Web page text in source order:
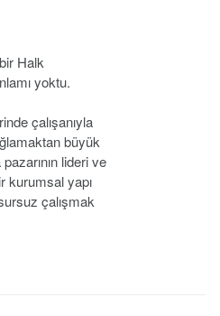
Halk
yoktu.
çalışanıyla
büyük
lideri ve
kurumsal yapı
çalışmak